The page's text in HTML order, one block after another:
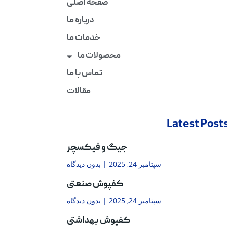
صفحه اصلی
درباره ما
خدمات ما
محصولات ما
تماس با ما
مقالات
Latest
جیگ و فیکسچر
سپتامبر 24, 2025 بدون دیدگاه
کفپوش صنعتی
سپتامبر 24, 2025 بدون دیدگاه
کفپوش بهداشتی